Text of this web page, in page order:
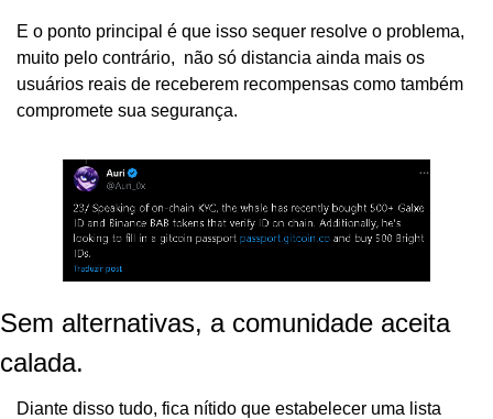
E o ponto principal é que isso sequer resolve o problema,
muito pelo contrário,  não só distancia ainda mais os
usuários reais de receberem recompensas como também
compromete sua segurança.
Sem alternativas, a comunidade aceita
calada.
Diante disso tudo, fica nítido que estabelecer uma lista